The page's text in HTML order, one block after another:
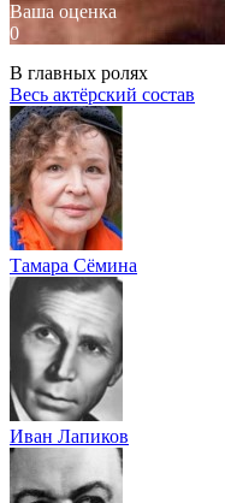
Ваша оценка
0
В главных ролях
Весь актёрский состав
Тамара Сёмина
Иван Лапиков